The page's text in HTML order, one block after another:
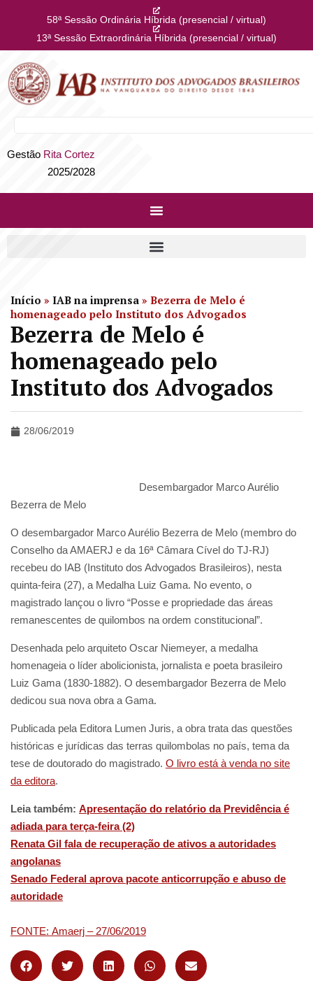
58ª Sessão Ordinária Híbrida (presencial / virtual)
13ª Sessão Extraordinária Híbrida (presencial / virtual)
Gestão Rita Cortez
2025/2028
Início » IAB na imprensa » Bezerra de Melo é
homenageado pelo Instituto dos Advogados
Bezerra de Melo é
homenageado pelo
Instituto dos Advogados
28/06/2019
Desembargador Marco Aurélio
Bezerra de Melo
O desembargador Marco Aurélio Bezerra de Melo (membro do
Conselho da AMAERJ e da 16ª Câmara Cível do TJ-RJ)
recebeu do IAB (Instituto dos Advogados Brasileiros), nesta
quinta-feira (27), a Medalha Luiz Gama. No evento, o
magistrado lançou o livro “Posse e propriedade das áreas
remanescentes de quilombos na ordem constitucional”.
Desenhada pelo arquiteto Oscar Niemeyer, a medalha
homenageia o líder abolicionista, jornalista e poeta brasileiro
Luiz Gama (1830-1882). O desembargador Bezerra de Melo
dedicou sua nova obra a Gama.
Publicada pela Editora Lumen Juris, a obra trata das questões
históricas e jurídicas das terras quilombolas no país, tema da
tese de doutorado do magistrado. O livro está à venda no site
da editora.
Leia também: Apresentação do relatório da Previdência é
adiada para terça-feira (2)
Renata Gil fala de recuperação de ativos a autoridades
angolanas
Senado Federal aprova pacote anticorrupção e abuso de
autoridade
FONTE: Amaerj – 27/06/2019